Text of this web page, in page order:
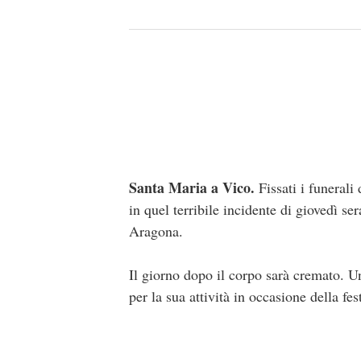
Santa Maria a Vico. Fissati i funerali
in quel terribile incidente di giovedì
Aragona.
Il giorno dopo il corpo sarà cremato.
per la sua attività in occasione della